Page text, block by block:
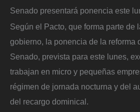
Senado presentará ponencia este
Según el Pacto, que forma parte de
gobierno, la ponencia de la reforma
Senado, prevista para este lunes,
trabajan en micro y pequeñas
régimen de jornada nocturna y del
del recargo dominical.